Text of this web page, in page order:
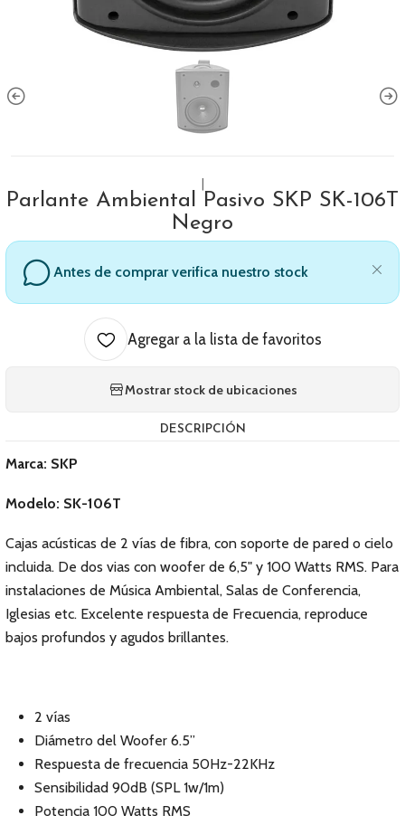
Parlante Ambiental Pasivo SKP SK-106T
Negro
Antes de comprar verifica nuestro stock
Agregar a la lista de favoritos
Mostrar stock de ubicaciones
DESCRIPCIÓN
Marca: SKP
Modelo: SK-106T
Cajas acústicas de 2 vías de fibra, con soporte de pared o cielo
incluida. De dos vias con woofer de 6,5" y 100 Watts RMS. Para
instalaciones de Música Ambiental, Salas de Conferencia,
Iglesias etc. Excelente respuesta de Frecuencia, reproduce
bajos profundos y agudos brillantes.
2 vías
Diámetro del Woofer 6.5”
Respuesta de frecuencia 50Hz-22KHz
Sensibilidad 90dB (SPL 1w/1m)
Potencia 100 Watts RMS